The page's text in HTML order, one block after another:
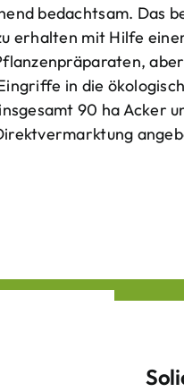
bedachtsam. Das
erhalten mit Hilfe
in die
90 ha Acker